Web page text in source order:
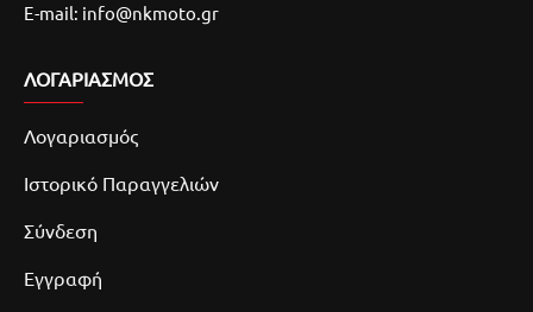
E-mail: info@nkmoto.gr
ΛΟΓΑΡΙΑΣΜΌΣ
Λογαριασμός
Ιστορικό Παραγγελιών
Σύνδεση
Εγγραφή